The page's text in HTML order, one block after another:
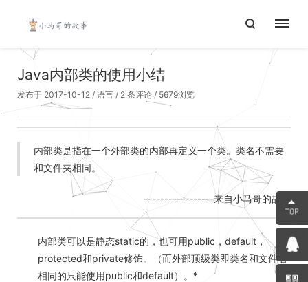
Java内部类的使用小结
发布于 2017-10-12 / 语言 / 2 条评论 / 5679浏览
内部类是指在一个外部类的内部再定义一个类。类名不需要
和文件夹相同。
-----------------来自小马哥的故事
内部类可以是静态static的，也可用public，default，
protected和private修饰。（而外部顶级类即类名和文件名
相同的只能使用public和default）。*